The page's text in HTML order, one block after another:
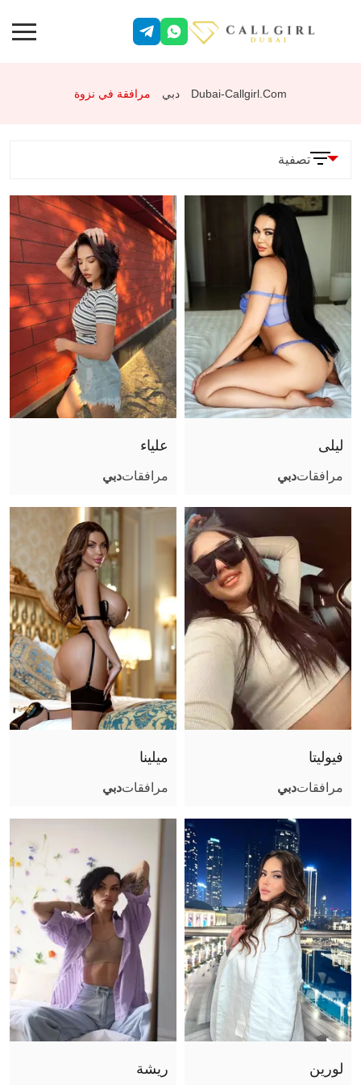
Dubai-Callgirl.com دبي مرافقة في نزوة
ليلى
مرافقاتدبي
علياء
مرافقاتدبي
فيوليتا
مرافقاتدبي
ميلينا
مرافقاتدبي
لورين ريشة
تصفية
المعلمات
الخدمات
وضعية 69
جنس شرجي
صور عادية (أثناء اللقاء)
جنس تقليدي مهبلي
لحس مهبلي
مص عميق
كلام بذيء
سيطرة
ثنائي مع فتاة
مساج مثير
صور مثيرة (أثناء اللقاء)
ملاعبة
فتشية القدم
تبول (أعطي)
تبول (أتلقى)
جنس جماعي
استمناء باليد
كاماسوترا
استمناء
سيدة
جنس فموي بدون واقي
مساج البروستاتا